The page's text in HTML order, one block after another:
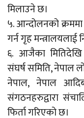
मिलाउने छ।
५. आन्दोलनको
गर्न गृह मन्त्रालयलाई
६. आजैका
संघर्ष समिति, नेपाल
नेपाल, नेपाल
संगठनहरुद्वारा
फिर्ता गरिएको छ।